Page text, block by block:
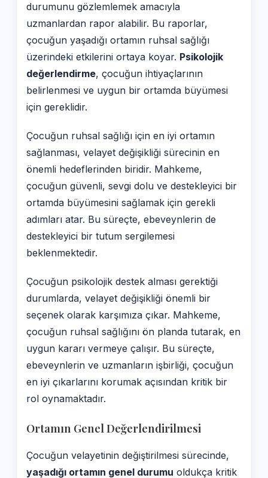
durumunu gözlemlemek amacıyla
uzmanlardan rapor alabilir. Bu raporlar,
çocuğun yaşadığı ortamın ruhsal sağlığı
üzerindeki etkilerini ortaya koyar. Psikolojik
değerlendirme, çocuğun ihtiyaçlarının
belirlenmesi ve uygun bir ortamda büyümesi
için gereklidir.
Çocuğun ruhsal sağlığı için en iyi ortamın
sağlanması, velayet değişikliği sürecinin en
önemli hedeflerinden biridir. Mahkeme,
çocuğun güvenli, sevgi dolu ve destekleyici bir
ortamda büyümesini sağlamak için gerekli
adımları atar. Bu süreçte, ebeveynlerin de
destekleyici bir tutum sergilemesi
beklenmektedir.
Çocuğun psikolojik destek alması gerektiği
durumlarda, velayet değişikliği önemli bir
seçenek olarak karşımıza çıkar. Mahkeme,
çocuğun ruhsal sağlığını ön planda tutarak, en
uygun kararı vermeye çalışır. Bu süreçte,
ebeveynlerin ve uzmanların işbirliği, çocuğun
en iyi çıkarlarını korumak açısından kritik bir
rol oynamaktadır.
Ortamın Genel Değerlendirilmesi
Çocuğun velayetinin değiştirilmesi sürecinde,
yaşadığı ortamın genel durumu oldukça kritik